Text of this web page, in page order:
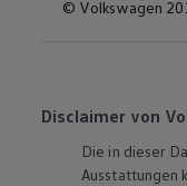
© Volkswagen
Disclaimer von
Die in dieser
Ausstattungen